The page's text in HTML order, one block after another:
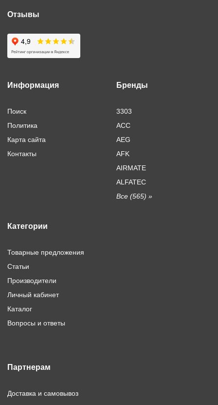
Отзывы
Информация
Поиск
Политика
Карта сайта
Контакты
Бренды
3303
ACC
AEG
AFK
AIRMATE
ALFATEC
Все (565) »
Категории
Товарные предложения
Статьи
Производители
Личный кабинет
Каталог
Вопросы и ответы
Партнерам
Доставка и самовывоз